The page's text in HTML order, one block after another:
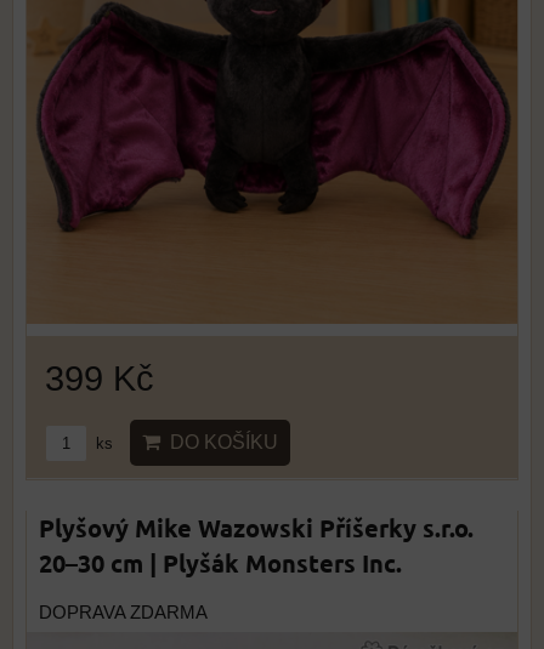
399 Kč
ks DO KOŠÍKU
Plyšový Mike Wazowski Příšerky s.r.o.
20–30 cm | Plyšák Monsters Inc.
DOPRAVA ZDARMA